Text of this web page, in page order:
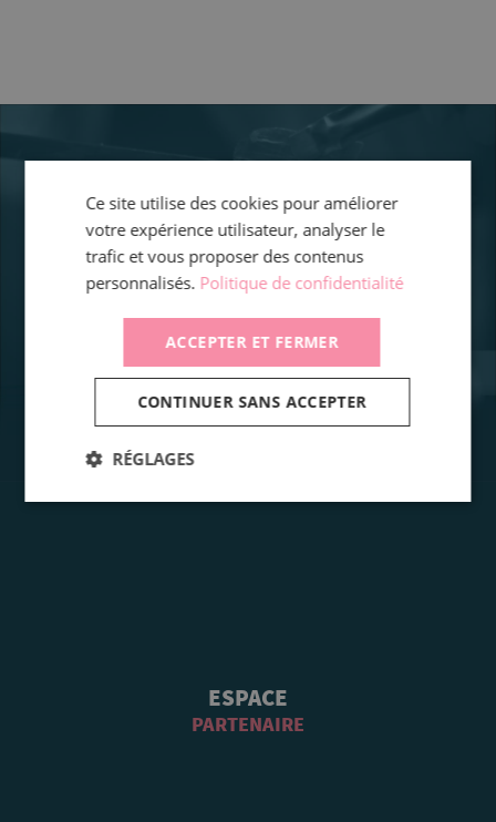
ESPACE
PARTENAIRE
Ce site utilise des cookies pour améliorer
votre expérience utilisateur, analyser le
trafic et vous proposer des contenus
personnalisés. Politique de confidentialité
ACCEPTER ET FERMER
CONTINUER SANS ACCEPTER
RÉGLAGES